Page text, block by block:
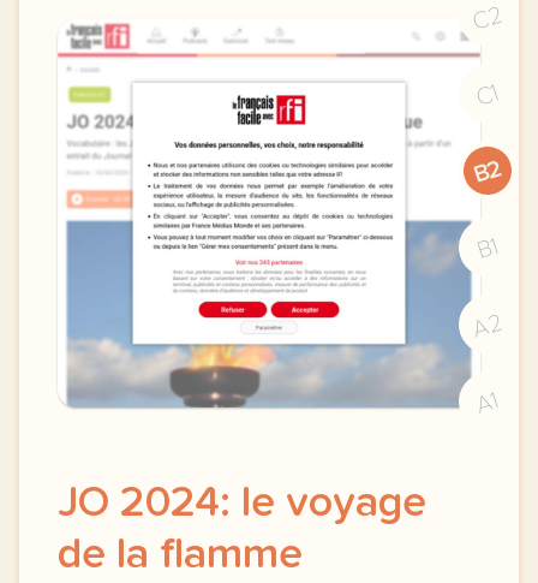
C2
C1
B2
B1
A2
A1
JO 2024: le voyage
de la flamme